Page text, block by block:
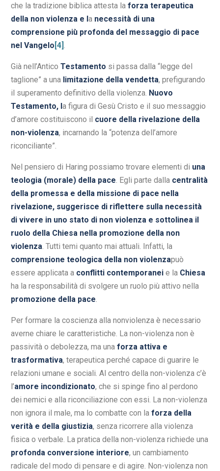
che la tradizione biblica attesta la forza terapeutica
della non violenza e la necessità di una
comprensione più profonda del messaggio di pace
nel Vangelo [4]
Già nell’Antico Testamento si passa dalla “legge del
taglione” a una limitazione della vendetta, prefigurando
il superamento definitivo della violenza. Nuovo
Testamento, la figura di Gesù Cristo e il suo messaggio
d’amore costituiscono il cuore della rivelazione della
non-violenza, incarnando la “potenza dell’amore
riconciliante”.
Nel pensiero di Haring possiamo trovare elementi di una
teologia (morale) della pace . Egli parte dalla centralità
della promessa e della missione di pace nella
rivelazione, suggerisce di riflettere sulla necessità
di vivere in uno stato di non violenza e sottolinea il
ruolo della Chiesa nella promozione della non
violenza . Tutti temi quanto mai attuali. Infatti, la
comprensione teologica della non violenzapuò
essere applicata a conflitti contemporanei e la Chiesa
ha la responsabilità di svolgere un ruolo più attivo nella
promozione della pace
Per formare la coscienza alla nonviolenza è necessario
averne chiare le caratteristiche. La non-violenza non è
passività o debolezza, ma una forza attiva e
trasformativa, terapeutica perché capace di guarire le
relazioni umane e sociali. Al centro della non-violenza c’è
l’amore incondizionato, che si spinge fino al perdono
dei nemici e alla riconciliazione con essi. La non-violenza
non ignora il male, ma lo combatte con la forza della
verità e della giustizia, senza ricorrere alla violenza
fisica o verbale. La pratica della non-violenza richiede una
profonda conversione interiore, un cambiamento
radicale del modo di pensare e di agire. Non-violenza non